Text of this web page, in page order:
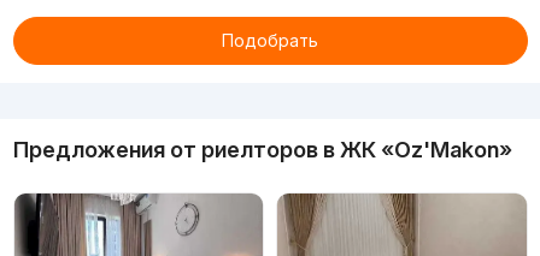
Подобрать
Предложения от риелторов в ЖК «Oz'Makon»